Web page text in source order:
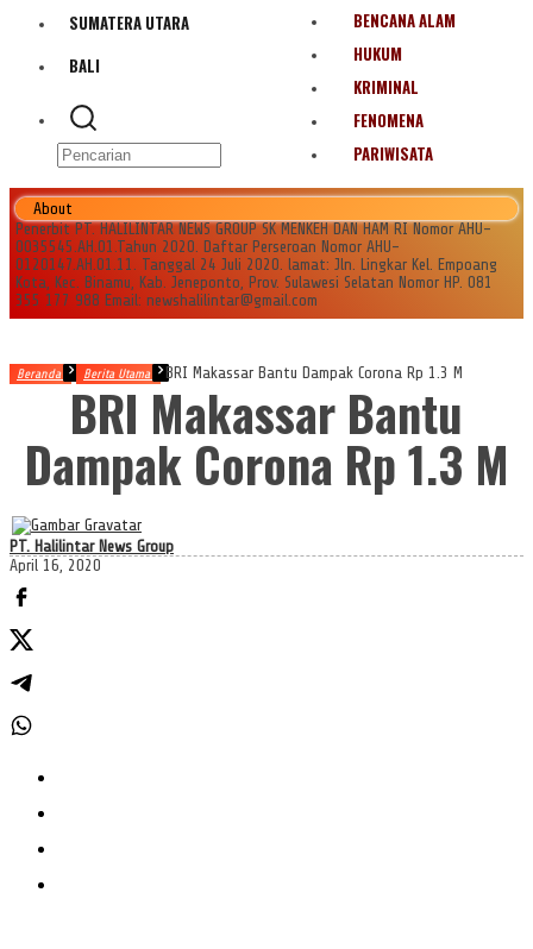
SUMATERA UTARA
BALI
BENCANA ALAM
HUKUM
KRIMINAL
FENOMENA
PARIWISATA
About
Penerbit PT. HALILINTAR NEWS GROUP SK MENKEH DAN HAM RI Nomor AHU-
0035545.AH.01.Tahun 2020. Daftar Perseroan Nomor AHU-
0120147.AH.01.11. Tanggal 24 Juli 2020. lamat: Jln. Lingkar Kel. Empoang
Kota, Kec. Binamu, Kab. Jeneponto, Prov. Sulawesi Selatan Nomor HP. 081
355 177 988 Email: newshalilintar@gmail.com
Beranda Berita Utama BRI Makassar Bantu Dampak Corona Rp 1.3 M
BRI Makassar Bantu
Dampak Corona Rp 1.3 M
PT. Halilintar News Group
April 16, 2020